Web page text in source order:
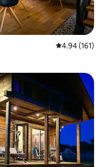
Calificación
4.94 (161)